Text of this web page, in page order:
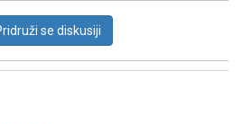
se diskusiji